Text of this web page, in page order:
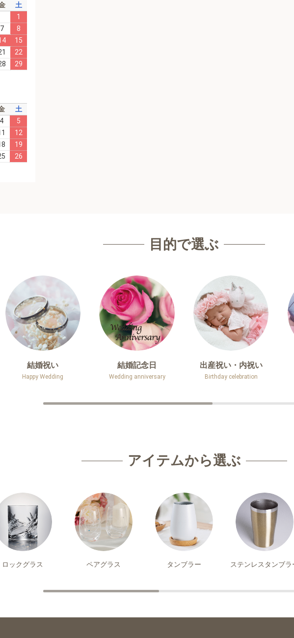
土
1
7
8
15
22
29
土
4
5
12
19
26
目的で選ぶ
結婚祝い
Happy Wedding
結婚記念日
Wedding anniversary
出産祝い・内祝い
Birthday celebration
アイテムから選ぶ
ロックグラス ペアグラス タンブラー ステンレスタンブラ